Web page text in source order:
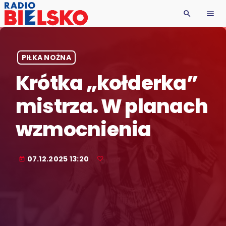
search menu
PIŁKA NOŻNA
Krótka „kołderka”
mistrza. W planach
wzmocnienia
today 07.12.2025 13:20